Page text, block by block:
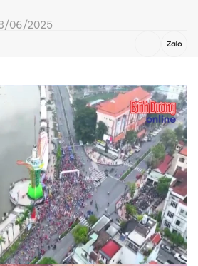
Video
06/2025
trọng điểm đưa thể thao Bình
mới